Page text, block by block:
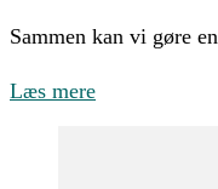
Sammen kan vi gøre
Læs mere